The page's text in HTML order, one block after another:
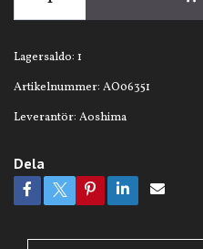
Lagersaldo: 1
Artikelnummer: AO06351
Leverantör: Aoshima
Dela